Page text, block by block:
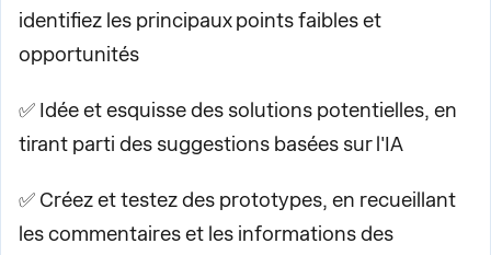
identifiez les principaux points faibles et
opportunités
✅ Idée et esquisse des solutions potentielles, en
tirant parti des suggestions basées sur l'IA
✅ Créez et testez des prototypes, en recueillant
les commentaires et les informations des